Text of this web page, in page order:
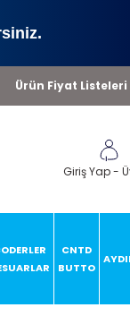
Ürün Fiyat Listeleri
Giriş Yap-
CNTD
BUTTO